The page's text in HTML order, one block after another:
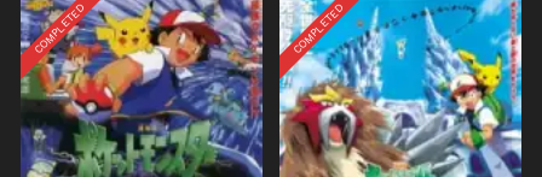
COMPLETED COMPLETED